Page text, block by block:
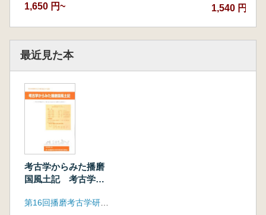
1,650 円~ 1,540 円
最近見た本
考古学からみた播磨
国風土記 考古学が
伝記された播磨の古